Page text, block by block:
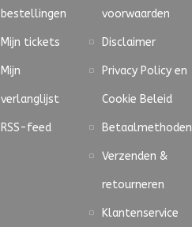
bestellingen
Mijn tickets
Mijn
verlanglijst
RSS-feed
voorwaarden
Disclaimer
Privacy Policy en
Cookie Beleid
Betaalmethoden
Verzenden &
retourneren
Klantenservice